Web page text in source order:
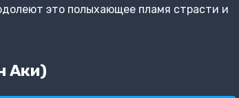
это полыхающее пламя страсти и
Аки)